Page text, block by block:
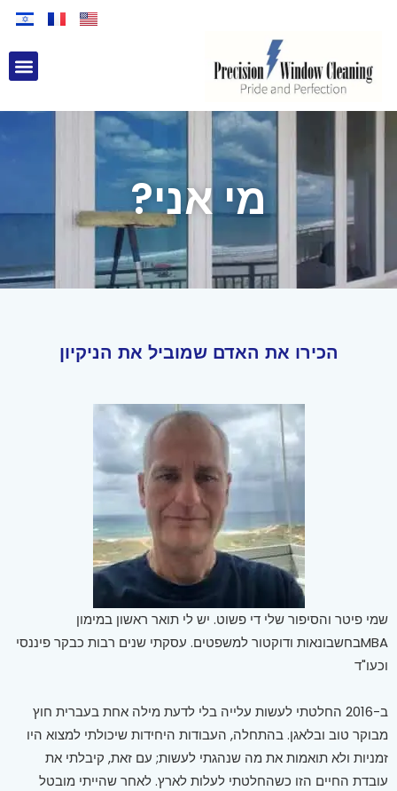
מי אני?
הכירו את האדם שמוביל את הניקיון
שמי פיטר והסיפור שלי די פשוט. יש לי תואר ראשון במימון
MBAבחשבונאות ודוקטור למשפטים. עסקתי שנים רבות כבקר פיננסי
וכעו"ד
ב-2016 החלטתי לעשות עלייה בלי לדעת מילה אחת בעברית חוץ
מבוקר טוב ובלאגן. בהתחלה, העבודות היחידות שיכולתי למצוא היו
זמניות ולא תואמות את מה שנהגתי לעשות; עם זאת, קיבלתי את
עובדת החיים הזו כשהחלטתי לעלות לארץ. לאחר שהייתי מובטל